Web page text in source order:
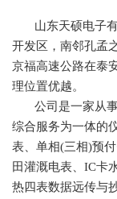
山东天硕电子有
开发区，南邻孔孟
京福高速公路在泰
理位置优越。
公司是一家从事
综合服务为一体的
表、单相(三相)预
田灌溉电表、IC卡
热四表数据远传与